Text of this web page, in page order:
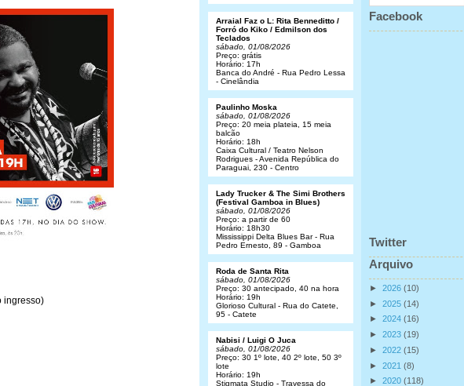
ingresso)
Facebook
Twitter
Arquivo
► 2026 (10)
► 2025 (14)
► 2024 (16)
► 2023 (19)
► 2022 (15)
► 2021 (8)
► 2020 (118)
Arraial Faz o L: Rita Benneditto /
Forró do Kiko / Edmilson dos
Teclados
sábado, 01/08/2026
Preço: grátis
Horário: 17h
Banca do André - Rua Pedro Lessa
- Cinelândia
Paulinho Moska
sábado, 01/08/2026
Preço: 20 meia plateia, 15 meia
balcão
Horário: 18h
Caixa Cultural / Teatro Nelson
Rodrigues - Avenida República do
Paraguai, 230 - Centro
Lady Trucker & The Simi Brothers
(Festival Gamboa in Blues)
sábado, 01/08/2026
Preço: a partir de 60
Horário: 18h30
Mississippi Delta Blues Bar - Rua
Pedro Ernesto, 89 - Gamboa
Roda de Santa Rita
sábado, 01/08/2026
Preço: 30 antecipado, 40 na hora
Horário: 19h
Glorioso Cultural - Rua do Catete,
95 - Catete
Nabisi / Luigi O Juca
sábado, 01/08/2026
Preço: 30 1º lote, 40 2º lote, 50 3º
lote
Horário: 19h
Stigmata Studio - Travessa do